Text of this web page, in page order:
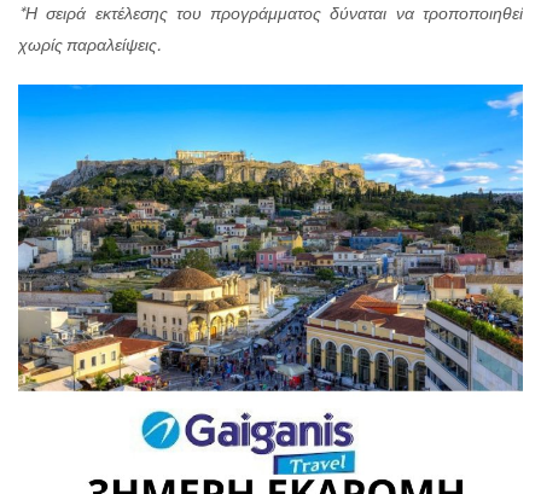
*Η σειρά εκτέλεσης του προγράμματος δύναται να τροποποιηθεί
χωρίς παραλείψεις.